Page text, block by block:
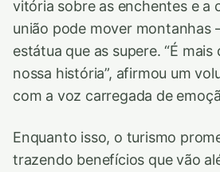
vitória sobre as enchentes e a
união pode mover montanhas
estátua que as supere. “É
nossa história”, afirmou um
com a voz carregada de
Enquanto isso, o turismo
trazendo benefícios que vão